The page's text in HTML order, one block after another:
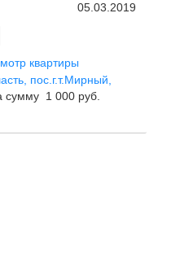
05.03.2019
квартиры
пос.г.т.Мирный,
сумму 1 000 руб.